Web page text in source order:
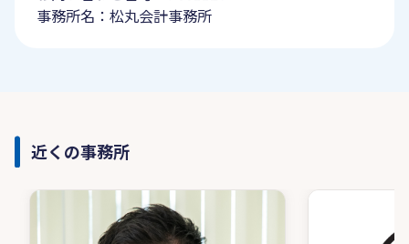
事務所名：松丸会計事務所
近くの事務所